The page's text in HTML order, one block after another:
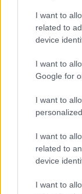
I want to
related to
device
I want to
Google for
I want to
I want to
related to
device
I want to